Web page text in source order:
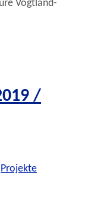
Vogtland-
/
Projekte